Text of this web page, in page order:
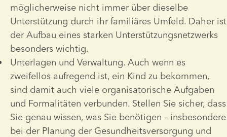
möglicherweise nicht immer über dieselbe
Unterstützung durch ihr familiäres Umfeld. Daher ist
der Aufbau eines starken Unterstützungsnetzwerks
besonders wichtig.
Unterlagen und Verwaltung. Auch wenn es
zweifellos aufregend ist, ein Kind zu bekommen,
sind damit auch viele organisatorische Aufgaben
und Formalitäten verbunden. Stellen Sie sicher, dass
Sie genau wissen, was Sie benötigen – insbesondere
bei der Planung der Gesundheitsversorgung und